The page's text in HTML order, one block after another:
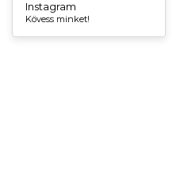
Instagram
Kövess minket!